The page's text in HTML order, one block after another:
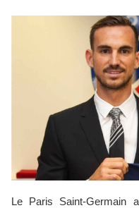
Le Paris Saint-Germain a adressé une lettre officielle à la